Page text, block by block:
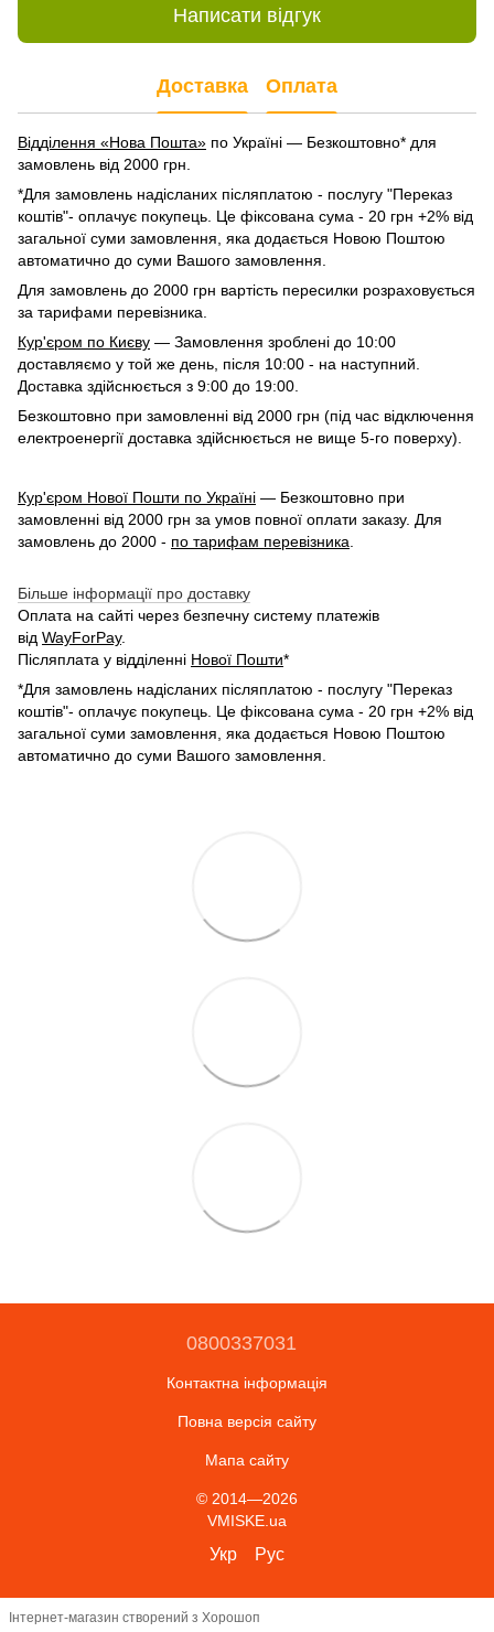
Написати відгук
Доставка Оплата
Відділення «Нова Пошта» по Україні — Безкоштовно* для
замовлень від 2000 грн.
*Для замовлень надісланих післяплатою - послугу "Переказ
коштів"- оплачує покупець. Це фіксована сума - 20 грн +2% від
загальної суми замовлення, яка додається Новою Поштою
автоматично до суми Вашого замовлення.
Для замовлень до 2000 грн вартість пересилки розраховується
за тарифами перевізника.
Кур'єром по Києву — Замовлення зроблені до 10:00
доставляємо у той же день, після 10:00 - на наступний.
Доставка здійснюється з 9:00 до 19:00.
Безкоштовно при замовленні від 2000 грн (під час відключення
електроенергії доставка здійснюється не вище 5-го поверху).
Кур'єром Нової Пошти по Україні — Безкоштовно при
замовленні від 2000 грн за умов повної оплати заказу. Для
замовлень до 2000 - по тарифам перевізника
Більше інформації про доставку
Оплата на сайті через безпечну систему платежів
від WayForPay.
Післяплата у відділенні Нової Пошти*
*Для замовлень надісланих післяплатою - послугу "Переказ
коштів"- оплачує покупець. Це фіксована сума - 20 грн +2% від
загальної суми замовлення, яка додається Новою Поштою
автоматично до суми Вашого замовлення.
0800337031
Контактна інформація
Повна версія сайту
Мапа сайту
© 2014—2026
VMISKE.ua
Укр Рус
Інтернет-магазин створений з Хорошоп